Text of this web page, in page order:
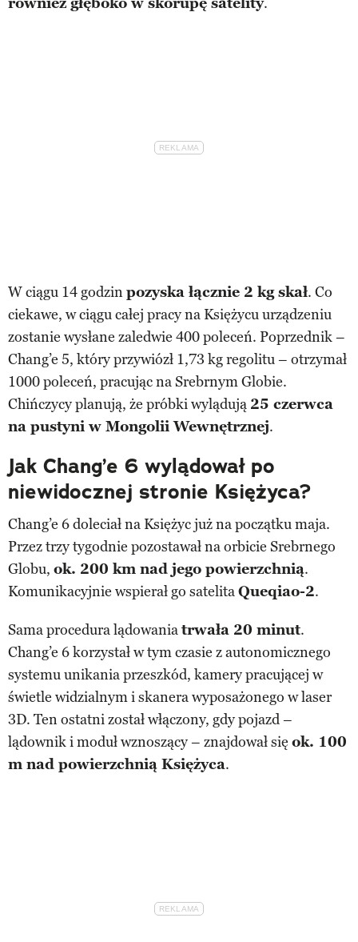
W ciągu 14 godzinpozyska łącznie 2 kg skał. Co
ciekawe, w ciągu całej pracy na Księżycu urządzeniu
zostanie wysłane zaledwie 400 poleceń. Poprzednik –
Chang’e 5, który przywiózł 1,73 kg regolitu – otrzymał
1000 poleceń, pracując na Srebrnym Globie.
Chińczycy planują, że próbki wylądują 25 czerwca
na pustyni w Mongolii Wewnętrznej.
Jak Chang’e 6 wylądował po
niewidocznej stronie Księżyca?
Chang’e 6 doleciał na Księżyc już na początku maja.
Przez trzy tygodnie pozostawał na orbicie Srebrnego
Globu, ok. 200 km nad jego powierzchnią.
Komunikacyjnie wspierał go satelitaQueqiao-2.
Sama procedura lądowaniatrwała 20 minut.
Chang’e 6 korzystał w tym czasie z autonomicznego
systemu unikania przeszkód, kamery pracującej w
świetle widzialnym i skanera wyposażonego w laser
3D. Ten ostatni został włączony, gdy pojazd –
lądownik i moduł wznoszący – znajdował się ok. 100
m nad powierzchnią Księżyca.